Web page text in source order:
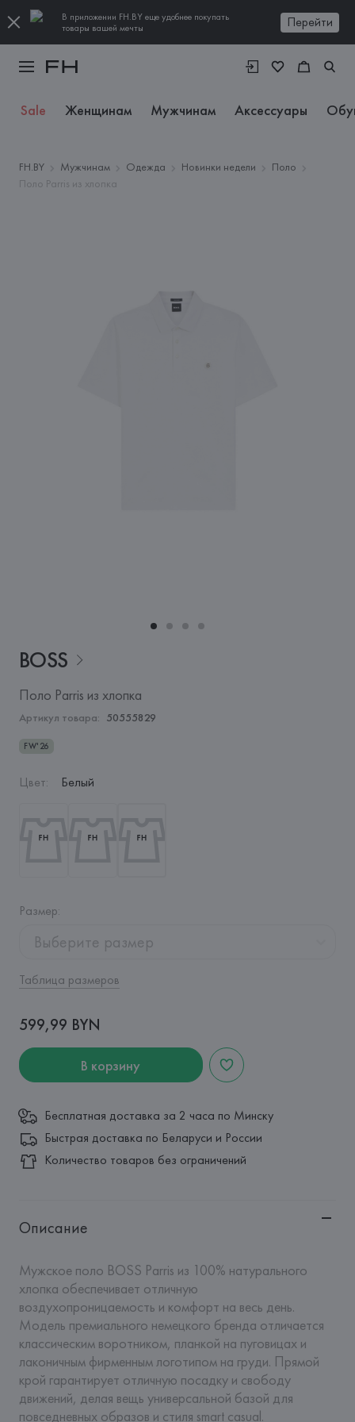
В приложении FH.BY еще удобнее покупать
товары вашей мечты
Перейти
Sale Женщинам Мужчинам Аксессуары
FH.BY Мужчинам Одежда Новинки недели
Поло
Поло Parris из хлопка
BOSS
Поло Parris из хлопка
Артикул товара: 50555829
FW'26
Цвет: Белый
Размер:
Выберите размер
Таблица размеров
599,99 BYN
В корзину
Бесплатная доставка за 2 часа по Минску
Быстрая доставка по Беларуси и России
Количество товаров без ограничений
Описание
Мужское поло BOSS Parris из 100% натурального
хлопка обеспечивает отличную
воздухопроницаемость и комфорт на весь день.
Модель премиального немецкого бренда отличается
классическим воротником, планкой на пуговицах и
лаконичным фирменным логотипом на груди. Прямой
крой гарантирует отличную посадку и свободу
движений, делая вещь универсальной базой для
повседневных образов и стиля smart casual.